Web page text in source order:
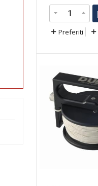
Preferiti
359,00